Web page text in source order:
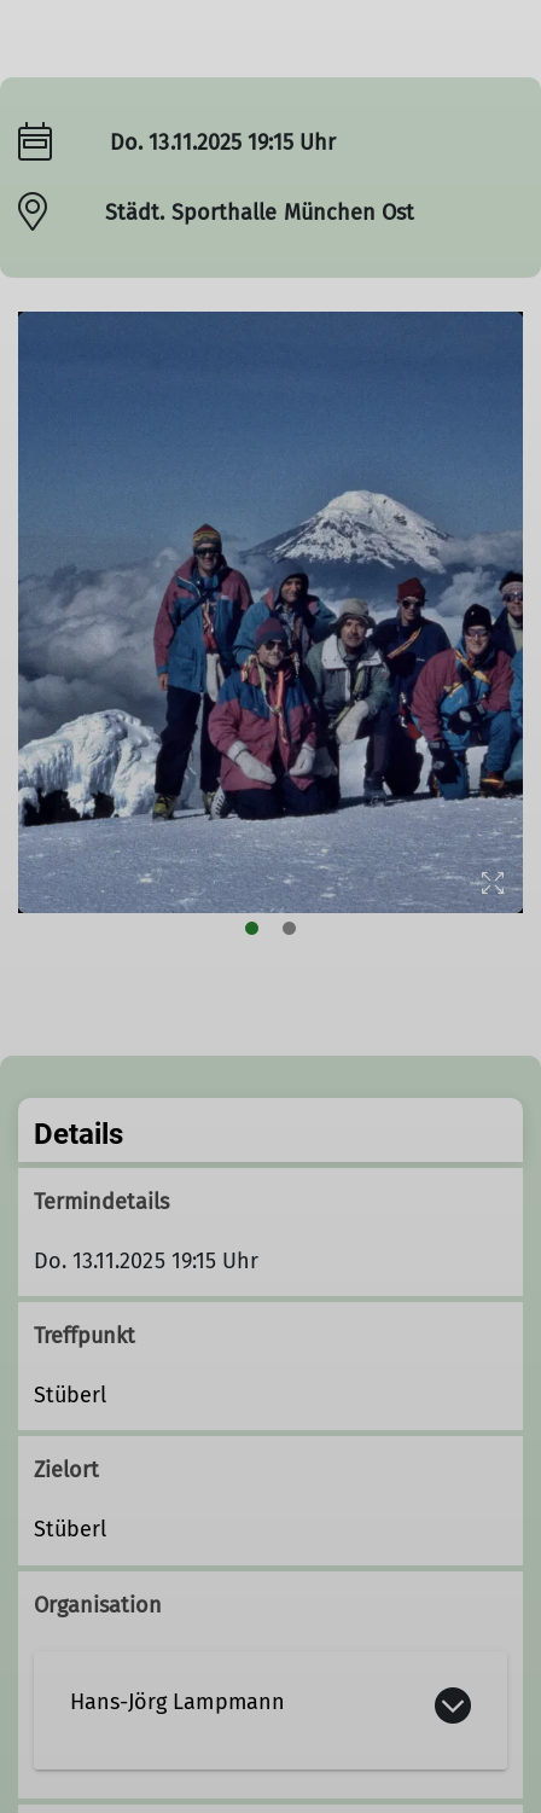
Do. 13.11.2025 19:15 Uhr
Städt. Sporthalle München Ost
Details
Termindetails
Do. 13.11.2025 19:15 Uhr
Treffpunkt
Stüberl
Zielort
Stüberl
Organisation
Hans-Jörg Lampmann
Kontakt aufnehmen